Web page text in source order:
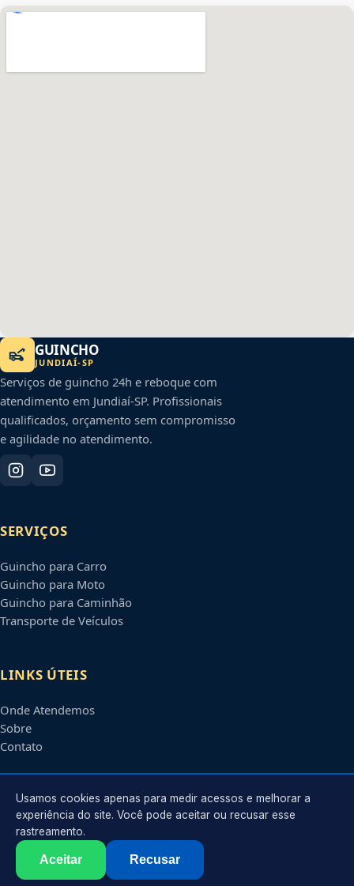
GUINCHO
JUNDIAÍ-SP
Serviços de guincho 24h e reboque com
atendimento em Jundiaí-SP. Profissionais
qualificados, orçamento sem compromisso
e agilidade no atendimento.
SERVIÇOS
Guincho para Carro
Guincho para Moto
Guincho para Caminhão
Transporte de Veículos
LINKS ÚTEIS
Onde Atendemos
Sobre
Contato
CONTATO
Atendimento em
contato@guinchosjundiai.com.br
2026 Jundiaí
. Todos os direitos reservados.
Usamos cookies apenas para medir acessos e melhorar a
experiência do site. Você pode aceitar ou recusar esse
rastreamento.
Aceitar Recusar